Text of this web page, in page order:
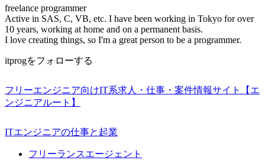
freelance programmer
Active in SAS, C, VB, etc. I have been working in Tokyo for over
10 years, working at home and on a permanent basis.
I love creating things, so I'm a great person to be a programmer.
itprogをフォローする
フリーエンジニア向けIT系求人・仕事・案件情報サイト【エ
ンジニアルート】
ITエンジニアの仕事と起業
フリーランスエージェント